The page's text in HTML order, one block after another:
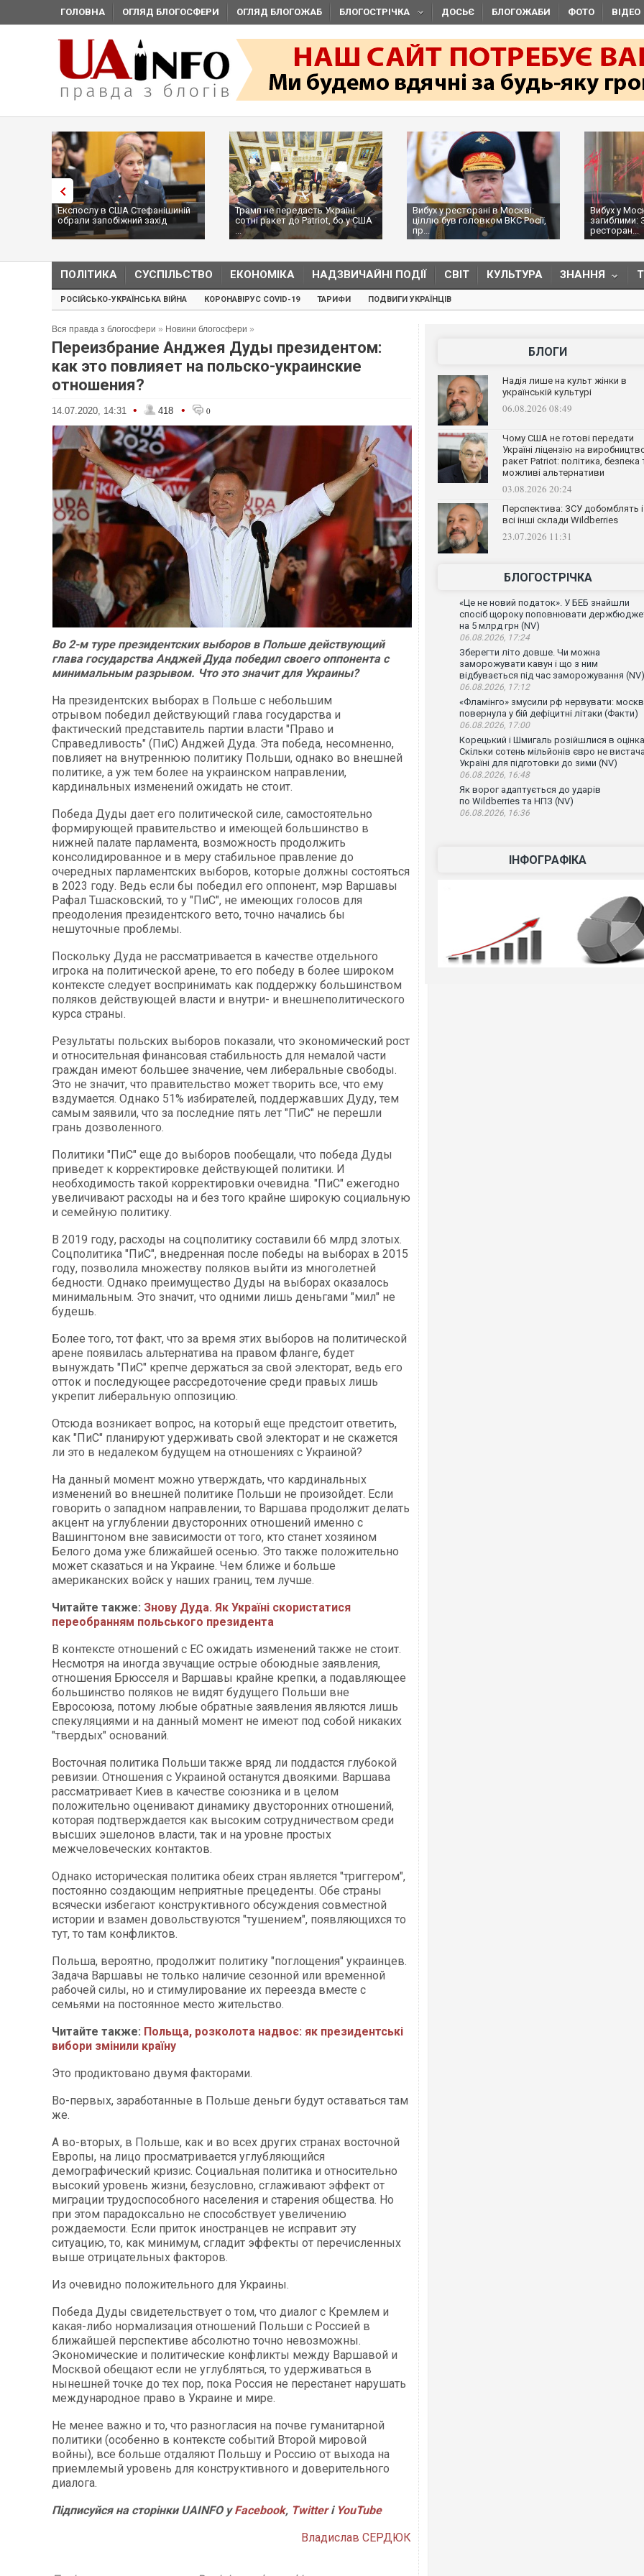
ГОЛОВНА ОГЛЯД БЛОГОСФЕРИ ОГЛЯД БЛОГОЖАБ БЛОГОСТРІЧКА ДОСЬЄ БЛОГОЖАБИ ФОТО ВІДЕО
Експослу в США Стефанішиній
обрали запобіжний захід
Трамп не передасть Україні
сотні ракет до Patriot, бо у США
...
Вибух у ресторані в Москві:
ціллю був головком ВКС Росії,
пр...
Вибух у
загиблими:
ресторан...
ПОЛІТИКА СУСПІЛЬСТВО ЕКОНОМІКА НАДЗВИЧАЙНІ ПОДІЇ СВІТ КУЛЬТУРА ЗНАННЯ
РОСІЙСЬКО-УКРАЇНСЬКА ВІЙНА КОРОНАВІРУС COVID-19 ТАРИФИ ПОДВИГИ УКРАЇНЦІВ
Вся правда з блогосфери » Новини блогосфери »
Переизбрание Анджея Дуды президентом:
как это повлияет на польско-украинские
отношения?
14.07.2020, 14:31 • 418 • 0
Во 2-м туре президентских выборов в Польше действующий
глава государства Анджей Дуда победил своего оппонента с
минимальным разрывом. Что это значит для Украины?
На президентских выборах в Польше с небольшим
отрывом победил действующий глава государства и
фактический представитель партии власти "Право и
Справедливость" (ПиС) Анджей Дуда. Эта победа, несомненно,
повлияет на внутреннюю политику Польши, однако во внешней
политике, а уж тем более на украинском направлении,
кардинальных изменений ожидать не стоит.
Победа Дуды дает его политической силе, самостоятельно
формирующей правительство и имеющей большинство в
нижней палате парламента, возможность продолжить
консолидированное и в меру стабильное правление до
очередных парламентских выборов, которые должны состояться
в 2023 году. Ведь если бы победил его оппонент, мэр Варшавы
Рафал Тшасковский, то у "ПиС", не имеющих голосов для
преодоления президентского вето, точно начались бы
нешуточные проблемы.
Поскольку Дуда не рассматривается в качестве отдельного
игрока на политической арене, то его победу в более широком
контексте следует воспринимать как поддержку большинством
поляков действующей власти и внутри- и внешнеполитического
курса страны.
Результаты польских выборов показали, что экономический рост
и относительная финансовая стабильность для немалой части
граждан имеют большее значение, чем либеральные свободы.
Это не значит, что правительство может творить все, что ему
вздумается. Однако 51% избирателей, поддержавших Дуду, тем
самым заявили, что за последние пять лет "ПиС" не перешли
грань дозволенного.
Политики "ПиС" еще до выборов пообещали, что победа Дуды
приведет к корректировке действующей политики. И
необходимость такой корректировки очевидна. "ПиС" ежегодно
увеличивают расходы на и без того крайне широкую социальную
и семейную политику.
В 2019 году, расходы на соцполитику составили 66 млрд злотых.
Соцполитика "ПиС", внедренная после победы на выборах в 2015
году, позволила множеству поляков выйти из многолетней
бедности. Однако преимущество Дуды на выборах оказалось
минимальным. Это значит, что одними лишь деньгами "мил" не
будешь.
Более того, тот факт, что за время этих выборов на политической
арене появилась альтернатива на правом фланге, будет
вынуждать "ПиС" крепче держаться за свой электорат, ведь его
отток и последующее рассредоточение среди правых лишь
укрепит либеральную оппозицию.
Отсюда возникает вопрос, на который еще предстоит ответить,
как "ПиС" планируют удерживать свой электорат и не скажется
ли это в недалеком будущем на отношениях с Украиной?
На данный момент можно утверждать, что кардинальных
изменений во внешней политике Польши не произойдет. Если
говорить о западном направлении, то Варшава продолжит делать
акцент на углублении двусторонних отношений именно с
Вашингтоном вне зависимости от того, кто станет хозяином
Белого дома уже ближайшей осенью. Это также положительно
может сказаться и на Украине. Чем ближе и больше
американских войск у наших границ, тем лучше.
Читайте также: Знову Дуда. Як Україні скористатися
переобранням польського президента
В контексте отношений с ЕС ожидать изменений также не стоит.
Несмотря на иногда звучащие острые обоюдные заявления,
отношения Брюсселя и Варшавы крайне крепки, а подавляющее
большинство поляков не видят будущего Польши вне
Евросоюза, потому любые обратные заявления являются лишь
спекуляциями и на данный момент не имеют под собой никаких
"твердых" оснований.
Восточная политика Польши также вряд ли поддастся глубокой
ревизии. Отношения с Украиной останутся двоякими. Варшава
рассматривает Киев в качестве союзника и в целом
положительно оценивают динамику двусторонних отношений,
которая подтверждается как высоким сотрудничеством среди
высших эшелонов власти, так и на уровне простых
межчеловеческих контактов.
Однако историческая политика обеих стран является "триггером",
постоянно создающим неприятные прецеденты. Обе страны
всячески избегают конструктивного обсуждения совместной
истории и взамен довольствуются "тушением", появляющихся то
тут, то там конфликтов.
Польша, вероятно, продолжит политику "поглощения" украинцев.
Задача Варшавы не только наличие сезонной или временной
рабочей силы, но и стимулирование их переезда вместе с
семьями на постоянное место жительство.
Читайте также: Польща, розколота надвоє: як президентські
вибори змінили країну​​​​​​​
Это продиктовано двумя факторами.
Во-первых, заработанные в Польше деньги будут оставаться там
же.
А во-вторых, в Польше, как и во всех других странах восточной
Европы, на лицо просматривается углубляющийся
демографический кризис. Социальная политика и относительно
высокий уровень жизни, безусловно, сглаживают эффект от
миграции трудоспособного населения и старения общества. Но
при этом парадоксально не способствует увеличению
рождаемости. Если приток иностранцев не исправит эту
ситуацию, то, как минимум, сгладит эффекты от перечисленных
выше отрицательных факторов.
Из очевидно положительного для Украины.
Победа Дуды свидетельствует о том, что диалог с Кремлем и
какая-либо нормализация отношений Польши с Россией в
ближайшей перспективе абсолютно точно невозможны.
Экономические и политические конфликты между Варшавой и
Москвой обещают если не углубляться, то удерживаться в
нынешней точке до тех пор, пока Россия не перестанет нарушать
международное право в Украине и мире.
Не менее важно и то, что разногласия на почве гуманитарной
политики (особенно в контексте событий Второй мировой
войны), все больше отдаляют Польшу и Россию от выхода на
приемлемый уровень для конструктивного и доверительного
диалога.
Підписуйся на сторінки UAINFO уFacebook, Twitterі YouTube
Владислав СЕРДЮК
БЛОГИ
Надія лише на культ жінки в
українській культурі
06.08.2026 08:49
Чому США не готові передати
Україні ліцензію на
ракет Patriot: політика, безпека
можливі альтернативи
03.08.2026 20:24
Перспектива: ЗСУ добомблять і
всі інші склади Wildberries
23.07.2026 11:31
БЛОГОСТРІЧКА
«Це не новий податок». У БЕБ знайшли
спосіб щороку поповнювати
на 5 млрд грн (NV)
06.08.2026, 17:24
Зберегти літо довше. Чи можна
заморожувати кавун і що з ним
відбувається під час заморожування (NV)
06.08.2026, 17:12
«Фламінго» змусили рф нервувати:
повернула у бій дефіцитні літаки (Факти)
06.08.2026, 17:00
Корецький і Шмигаль розійшлися в
Скільки сотень мільйонів євро не
Україні для підготовки до зими (NV)
06.08.2026, 16:48
Як ворог адаптується до ударів
по Wildberries та НПЗ (NV)
06.08.2026, 16:36
ІНФОГРАФІКА